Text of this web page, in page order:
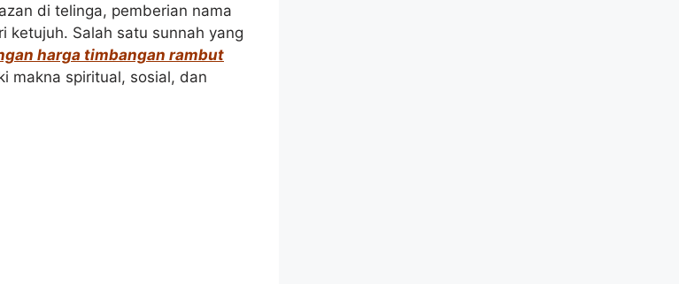
di telinga, pemberian nama
ketujuh. Salah satu sunnah yang
harga timbangan rambut
makna spiritual, sosial, dan